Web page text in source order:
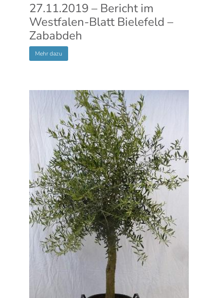
27.11.2019 – Bericht im
Westfalen-Blatt Bielefeld –
Zababdeh
Mehr dazu